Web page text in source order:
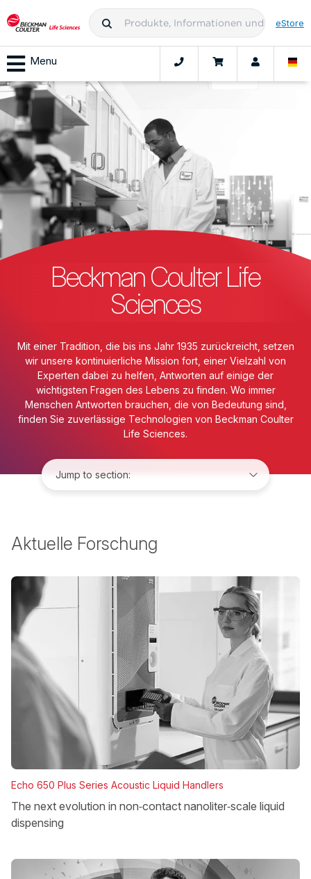
eStore
Menu
Beckman Coulter Life
Sciences
Mit einer Tradition, die bis ins Jahr 1935 zurückreicht, setzen
wir unsere kontinuierliche Mission fort, einer Vielzahl von
Experten dabei zu helfen, Antworten auf einige der
wichtigsten Fragen des Lebens zu finden. Wo immer
Menschen Antworten brauchen, die von Bedeutung sind,
finden Sie zuverlässige Technologien von Beckman Coulter
Life Sciences.
Aktuelle Forschung
Echo 650 Plus Series Acoustic Liquid Handlers
The next evolution in non‑contact nanoliter‑scale liquid
dispensing